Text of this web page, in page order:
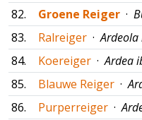
82.
Groene Reiger ·
83.
Ralreiger ·
84.
Koereiger ·Ardea
85.
Blauwe Reiger ·
86.
Purperreiger ·